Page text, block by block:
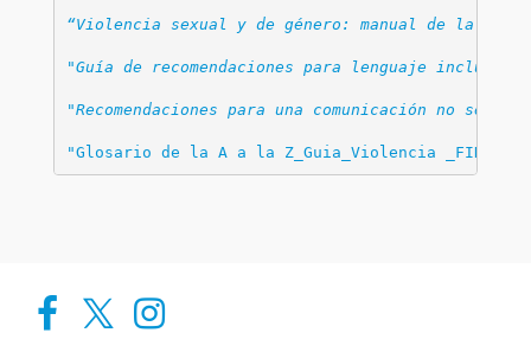
“Violencia sexual y de género: manual de la A a
"Guía de recomendaciones para lenguaje inclusivo"
"Recomendaciones para una comunicación no
"Glosario de la A a la Z_Guia_Violencia _FIDDHH
Cadic en RedCADIC Ushuaia
Cadic en Red